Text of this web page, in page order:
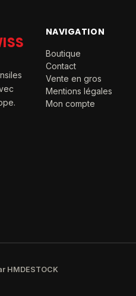
NAVIGATION
Boutique
Contact
Vente en gros
Mentions légales
Mon compte
HMDESTOCK